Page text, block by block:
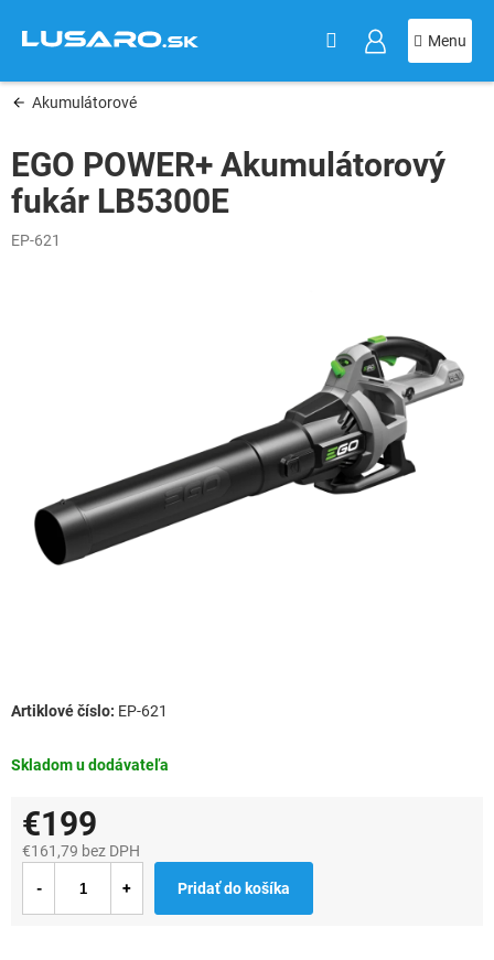
obsah
Akumulátorové
EGO POWER+ Akumulátorový
fukár LB5300E
EP-621
Skladom u dodávateľa
EP-621
€199
€161,79 bez DPH
cena:
Pridať do košíka